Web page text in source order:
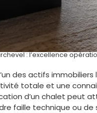
: l’excellence
des actifs
totale et une
d’un chalet peut
faille technique ou